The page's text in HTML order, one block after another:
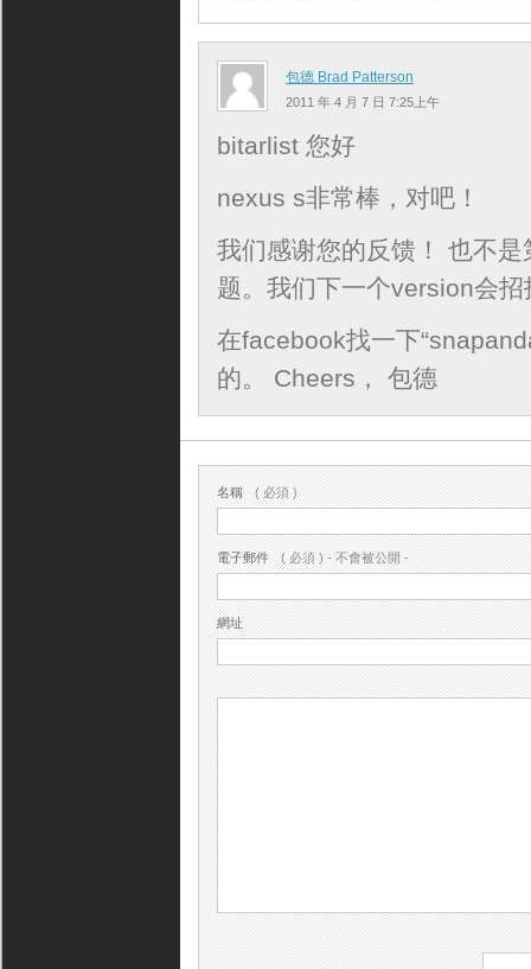
包德 Brad Patterson
2011 年 4 月 7 日 7:25上午
bitarlist 您好
nexus s非常棒，对吧！
我们感谢您的反馈！ 也不
题。我们下一个version会招
在facebook找一下
的。 Cheers， 包德
名稱 ( 必須 )
電子郵件 ( 必須 ) - 不會被公開 -
網址